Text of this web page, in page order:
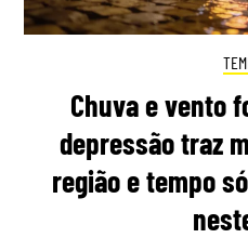
Chuva e vento
depressão traz
região e tempo